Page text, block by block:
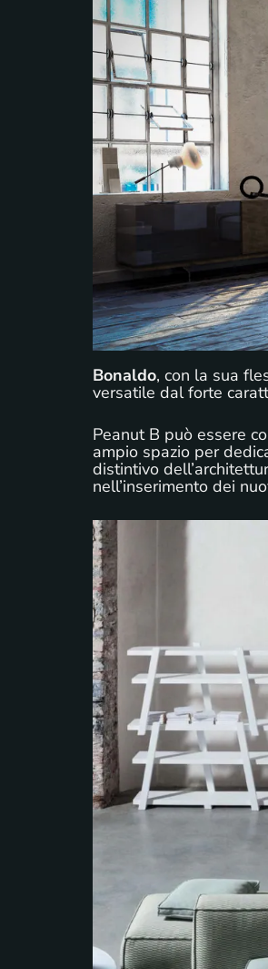
Bonaldo, con la sua
versatile dal forte
Peanut B può essere
ampio spazio per
distintivo
nell’inserimento dei